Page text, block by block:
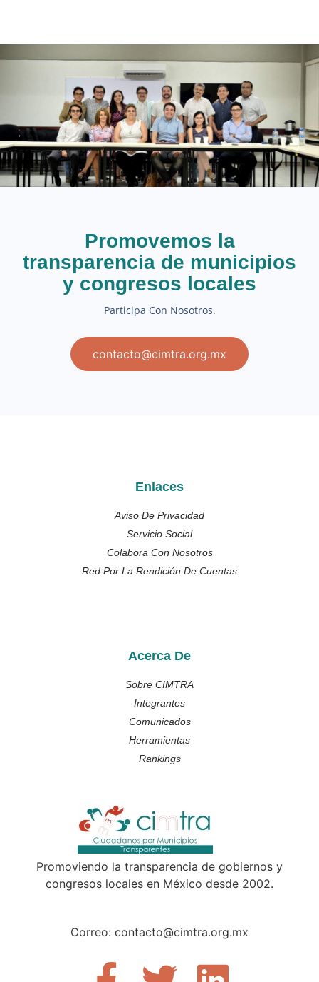
Promovemos la
transparencia de municipios
y congresos locales
Participa Con Nosotros.
contacto@cimtra.org.mx
Promoviendo la transparencia de gobiernos y
congresos locales en México desde 2002.
Correo: contacto@cimtra.org.mx
Acerca De
Sobre CIMTRA
Integrantes
Comunicados
Herramientas
Rankings
Enlaces
Aviso De Privacidad
Servicio Social
Colabora Con Nosotros
Red Por La Rendición De Cuentas